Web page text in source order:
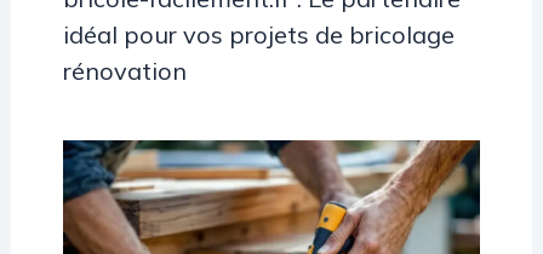
idéal pour vos projets de bricolage
rénovation